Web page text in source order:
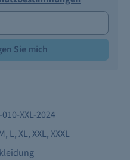
Sie mich
010-XXL-2024
, L, XL, XXL, XXXL